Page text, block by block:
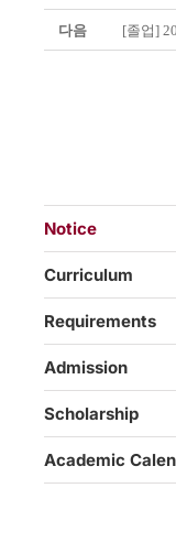
다음 [졸업]
Notice
Curriculum
Requirements
Admission
Scholarship
Academic